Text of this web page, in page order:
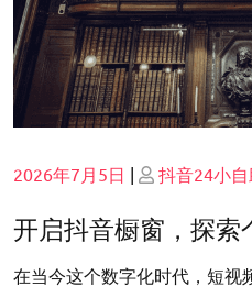
Posted
2026年7月5日 | Posted
抖音24小自
开启抖音橱窗，探索
在当今这个数字化时代，短视